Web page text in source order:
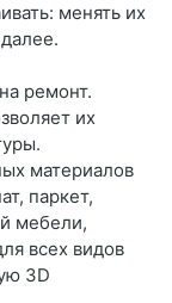
менять их
ремонт.
их
материалов
паркет,
мебели,
всех видов
3D